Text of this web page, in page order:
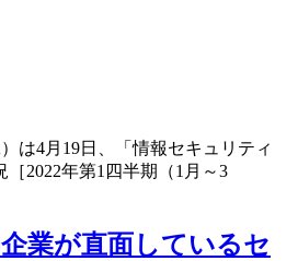
は4月19日、「情報セキュリティ
2022年第1四半期（1月～3
業が直面しているセ